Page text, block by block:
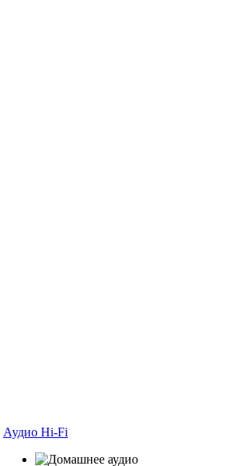
Аудио Hi-Fi